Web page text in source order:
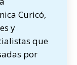
Curicó,
y
que
por